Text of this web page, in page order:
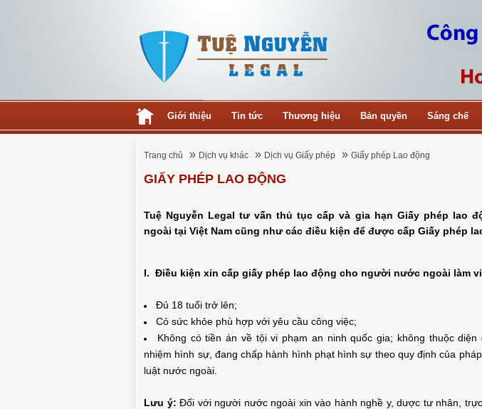
Giới thiệu Tin tức Thương hiệu Bản quyền Sáng chế
Trang chủ » Dịch vụ khác » Dịch vụ Giấy phép » Giấy phép Lao động
GIẤY PHÉP LAO ĐỘNG
Tuệ Nguyễn Legal tư vấn thủ tục cấp và gia hạn Giấy phép lao
ngoài tại Việt Nam cũng như các điều kiện để được cấp Giấy phép
I. Điều kiện xin cấp giấy phép lao động cho người nước ngoài làm
Đủ 18 tuổi trở lên;
Có sức khỏe phù hợp với yêu cầu công việc;
Không có tiền án về tội vi phạm an ninh quốc gia; không thuộc
nhiệm hình sự, đang chấp hành hình phạt hình sự theo quy định của
luật nước ngoài.
Lưu ý:Đối với người nước ngoài xin vào hành nghề y, dược tư nhân,